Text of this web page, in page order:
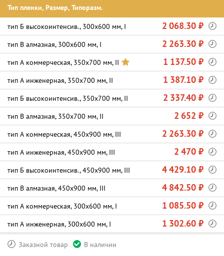
Тип пленки, Размер, Типоразм.
тип Б высокоинтенсив., 300х600 мм, I 2 068.30 ₽
тип В алмазная, 300х600 мм, I 2 263.30 ₽
тип А коммерческая, 350х700 мм, II 1 137.50 ₽
тип А инженерная, 350х700 мм, II 1 387.10 ₽
тип Б высокоинтенсив., 350х700 мм, II 2 337.40 ₽
тип В алмазная, 350х700 мм, II 2 652 ₽
тип А коммерческая, 450х900 мм, III 2 263.30 ₽
тип А инженерная, 450х900 мм, III 2 470 ₽
тип Б высокоинтенсив., 450х900 мм, III 4 429.10 ₽
тип В алмазная, 450х900 мм, III 4 842.50 ₽
тип А коммерческая, 300х600 мм, I 1 085.50 ₽
тип А инженерная, 300х600 мм, I 1 302.60 ₽
Заказной товар В наличии